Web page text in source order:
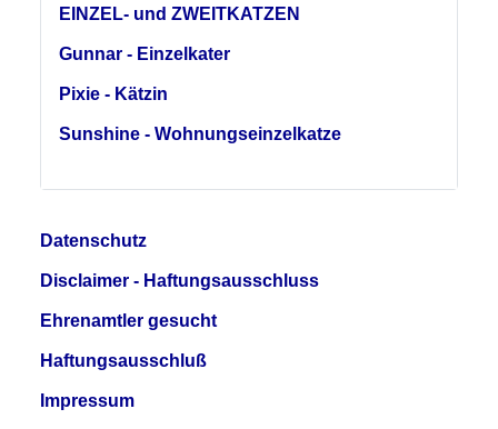
EINZEL- und ZWEITKATZEN
Gunnar - Einzelkater
Pixie - Kätzin
Sunshine - Wohnungseinzelkatze
Datenschutz
Disclaimer - Haftungsausschluss
Ehrenamtler gesucht
Haftungsausschluß
Impressum